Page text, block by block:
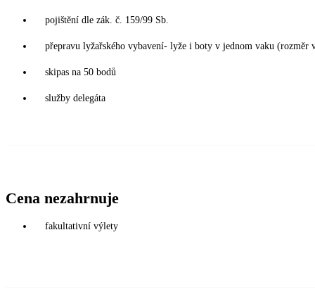
pojištění dle zák. č. 159/99 Sb.
přepravu lyžařského vybavení- lyže i boty v jednom vaku (rozměr
skipas na 50 bodů
služby delegáta
Cena nezahrnuje
fakultativní výlety